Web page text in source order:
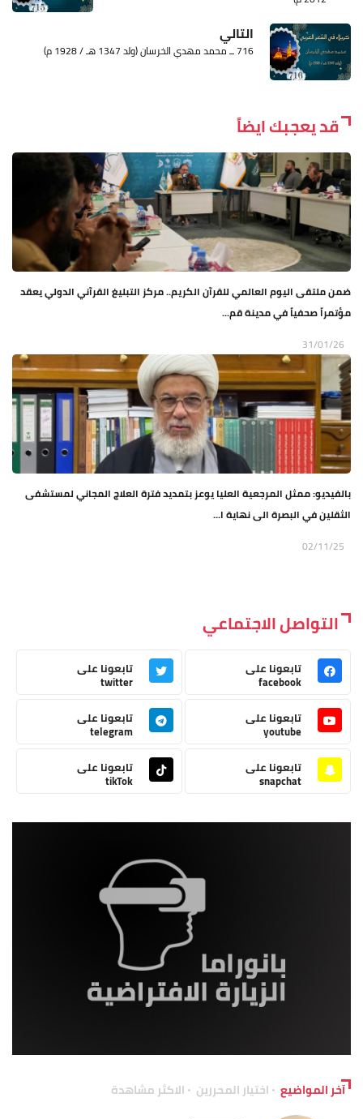
التالي
716 ــ محمد مهدي الخرسان (ولد 1347 هـ / 1928 م)
قد يعجبك ايضاً
ضمن ملتقى اليوم العالمي للقرآن الكريم.. مركز التبليغ القرآني الدولي يعقد
مؤتمراً صحفياً في مدينة قم...
31/01/26
بالفيديو: ممثل المرجعية العليا يوعز بتمديد فترة العلاج المجاني لمستشفى
الثقلين في البصرة الى نهاية ا...
02/11/25
التواصل الاجتماعي
تابعونا على
facebook
تابعونا على
twitter
تابعونا على
youtube
تابعونا على
telegram
تابعونا على
snapchat
تابعونا على
tikTok
آخر المواضيع اختيار المحررين الاكثر مشاهدة